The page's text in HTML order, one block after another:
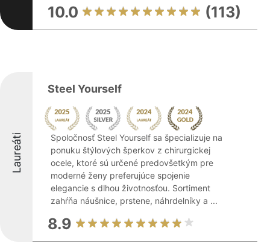
10.0 (113)
Laureáti
Steel Yourself
Spoločnosť Steel Yourself sa špecializuje na
ponuku štýlových šperkov z chirurgickej
ocele, ktoré sú určené predovšetkým pre
moderné ženy preferujúce spojenie
elegancie s dlhou životnosťou. Sortiment
zahŕňa náušnice, prstene, náhrdelníky a ...
8.9